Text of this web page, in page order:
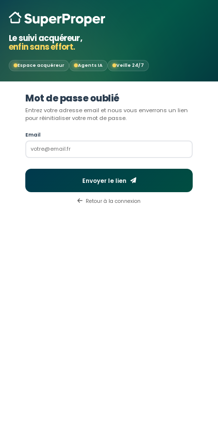
Le suivi acquéreur,
enfin sans effort.
Espace acquéreur Agents IA Veille 24/7
Mot de passe oublié
Entrez votre adresse email et nous vous enverrons un lien
pour réinitialiser votre mot de passe.
Email
Envoyer le lien
Retour à la connexion